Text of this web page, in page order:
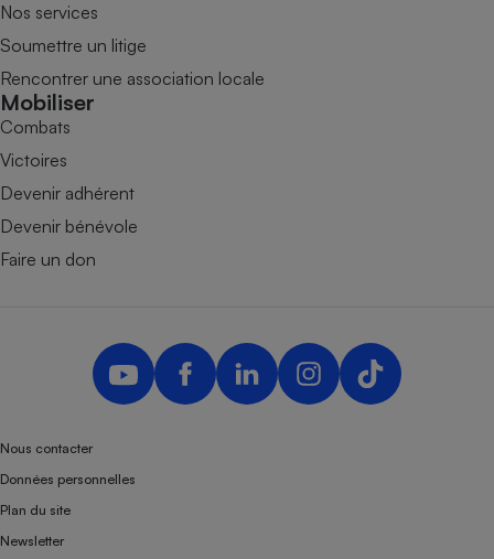
Nos services
Soumettre un litige
Rencontrer une association locale
Mobiliser
Combats
Victoires
Devenir adhérent
Devenir bénévole
Faire un don
Nous contacter
Données personnelles
Plan du site
Newsletter